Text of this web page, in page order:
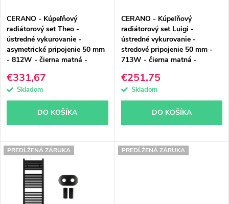
p
r
o
d
u
t
o
r
o
d
u
t
o
CERANO - Kúpeľňový
radiátorový set Theo -
ústredné vykurovanie -
asymetrické pripojenie 50 mm
- 812W - čierna matná -
€331,67
Skladom
DO KOŠÍKA
CERANO - Kúpeľňový
radiátorový set Luigi -
ústredné vykurovanie -
stredové pripojenie 50 mm -
713W - čierna matná -
€251,75
Skladom
DO KOŠÍKA
PREDĹŽENÁ ZÁRUKA PREDĹŽENÁ ZÁRUKA